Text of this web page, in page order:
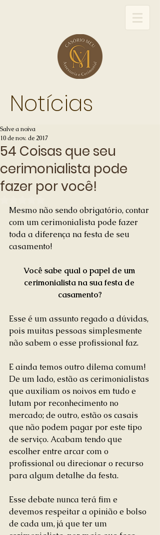
Notícias
54 Coisas que seu
cerimonialista pode
fazer por você!
Salve a noiva
10 de nov. de 2017
Mesmo não sendo obrigatório, contar
com um cerimonialista pode fazer
toda a diferença na festa de seu
casamento!
Você sabe qual o papel de um
cerimonialista na sua festa de
casamento?
Esse é um assunto regado a dúvidas,
pois muitas pessoas simplesmente
não sabem o esse profissional faz.
E ainda temos outro dilema comum!
De um lado, estão as cerimonialistas
que auxiliam os noivos em tudo e
lutam por reconhecimento no
mercado; de outro, estão os casais
que não podem pagar por este tipo
de serviço. Acabam tendo que
escolher entre arcar com o
profissional ou direcionar o recurso
para algum detalhe da festa.
Esse debate nunca terá fim e
devemos respeitar a opinião e bolso
de cada um, já que ter um